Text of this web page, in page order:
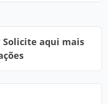
Solicite aqui mais